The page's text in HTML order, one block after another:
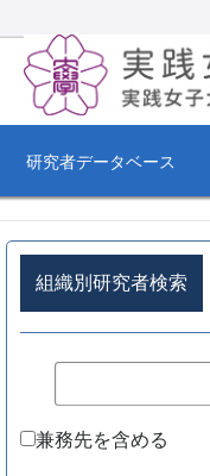
研究者データベース
組織別研究者検索
兼務先を含める